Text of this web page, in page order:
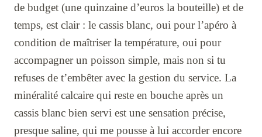
de budget (une quinzaine d’euros la bouteille) et de
temps, est clair : le cassis blanc, oui pour l’apéro à
condition de maîtriser la température, oui pour
accompagner un poisson simple, mais non si tu
refuses de t’embêter avec la gestion du service. La
minéralité calcaire qui reste en bouche après un
cassis blanc bien servi est une sensation précise,
presque saline, qui me pousse à lui accorder encore